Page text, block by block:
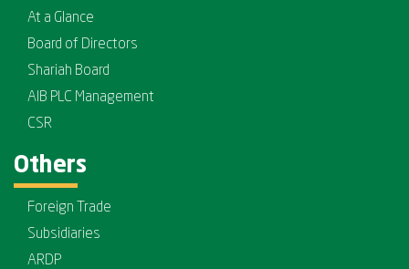
At a Glance
Board of Directors
Shariah Board
AIB PLC Management
CSR
Others
Foreign Trade
Subsidiaries
ARDP